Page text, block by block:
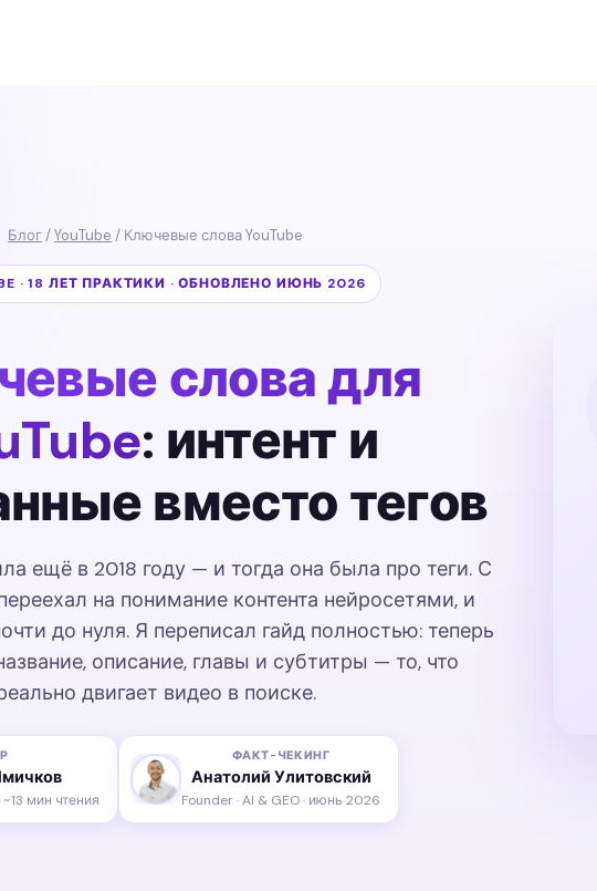
Блог/YouTube / Ключевые слова YouTube
· 18 ЛЕТ ПРАКТИКИ · ОБНОВЛЕНО ИЮНЬ 2026
слова для
: интент и
вместо тегов
ещё в 2018 году — и тогда она была про теги. С
на понимание контента нейросетями, и
до нуля. Я переписал гайд полностью: теперь
описание, главы и субтитры — то, что
двигает видео в поиске.
~13 мин чтения
ФАКТ-ЧЕКИНГ
Анатолий Улитовский
Founder · AI & GEO · июнь 2026